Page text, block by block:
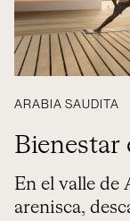
ARABIA SAUDITA
Bienestar
En el valle de
arenisca,